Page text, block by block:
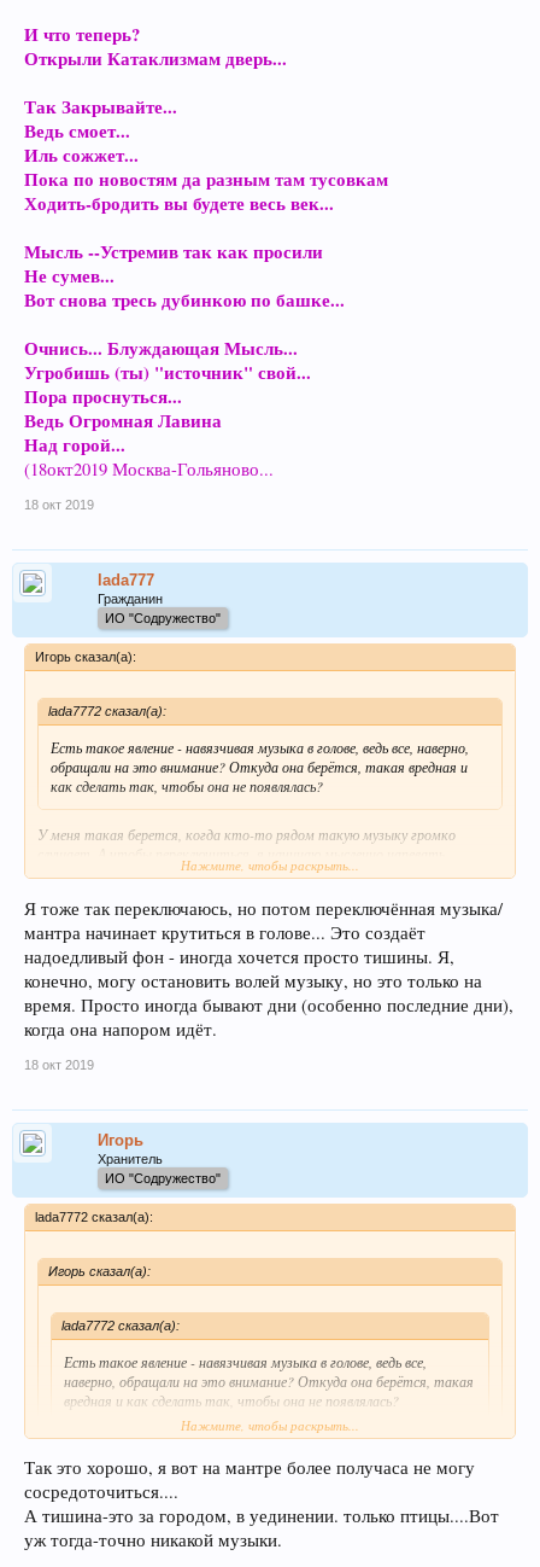
И что теперь?
Открыли Катаклизмам дверь...
Так Закрывайте...
Ведь смоет...
Иль сожжет...
Пока по новостям да разным там тусовкам
Ходить-бродить вы будете весь век...
Мысль --Устремив так как просили
Не сумев...
Вот снова тресь дубинкою по башке...
Очнись... Блуждающая Мысль...
Угробишь (ты) "источник" свой...
Пора проснуться...
Ведь Огромная Лавина
Над горой...
(18окт2019 Москва-Гольяново...
18 окт 2019
lada777
Гражданин
ИО "Содружество"
Игорь сказал(а):
lada7772 сказал(а):
Есть такое явление - навязчивая музыка в голове, ведь все, наверно,
обращали на это внимание? Откуда она берётся, такая вредная и
как сделать так, чтобы она не появлялась?
У меня такая берется, когда кто-то рядом такую музыку громко
слушает. А чтобы переключиться, я начинаю мысленно напевать
любимую свою Гаятри-мантру.Нажмите, чтобы раскрыть...
Я тоже так переключаюсь, но потом переключённая музыка/
мантра начинает крутиться в голове... Это создаёт
надоедливый фон - иногда хочется просто тишины. Я,
конечно, могу остановить волей музыку, но это только на
время. Просто иногда бывают дни (особенно последние дни),
когда она напором идёт.
18 окт 2019
Игорь
Хранитель
ИО "Содружество"
lada7772 сказал(а):
Игорь сказал(а):
lada7772 сказал(а):
Есть такое явление - навязчивая музыка в голове, ведь все,
наверно, обращали на это внимание? Откуда она берётся, такая
вредная и как сделать так, чтобы она не появлялась?
слушает. А чтобы переключиться, я начинаю мысленно напевать
любимую свою Гаятри-мантру.Нажмите, чтобы раскрыть...
Я тоже так переключаюсь, но потом переключённая музыка/мантра
начинает крутиться в голове... Это создаёт надоедливый фон - иногда
хочется просто тишины. ...
Нажмите, чтобы раскрыть...
Так это хорошо, я вот на мантре более получаса не могу
сосредоточиться....
А тишина-это за городом, в уединении. только птицы....Вот
уж тогда-точно никакой музыки.